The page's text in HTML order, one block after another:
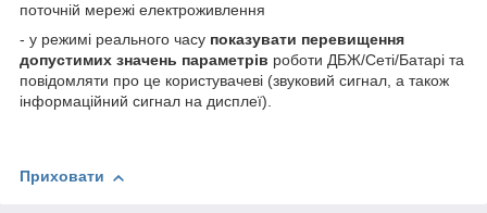
поточній мережі електроживлення
- у режимі реального часу показувати перевищення
допустимих значень параметрів роботи ДБЖ/Сеті/Батарі та
повідомляти про це користувачеві (звуковий сигнал, а також
інформаційний сигнал на дисплеї).
Приховати